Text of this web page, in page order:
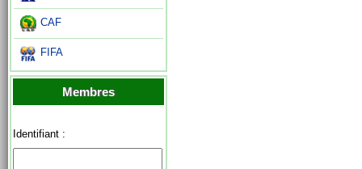
CAF
FIFA
Membres
Identifiant :